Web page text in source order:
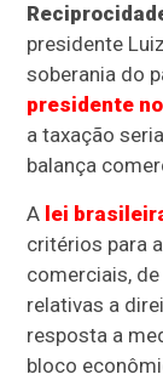
presidente
soberania do
presidente
a taxação
balança
A lei
critérios para
comerciais,
relativas a
resposta a
bloco